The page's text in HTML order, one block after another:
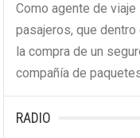
Como agente de
pasajeros, que
la compra de un
compañía de
RADIO